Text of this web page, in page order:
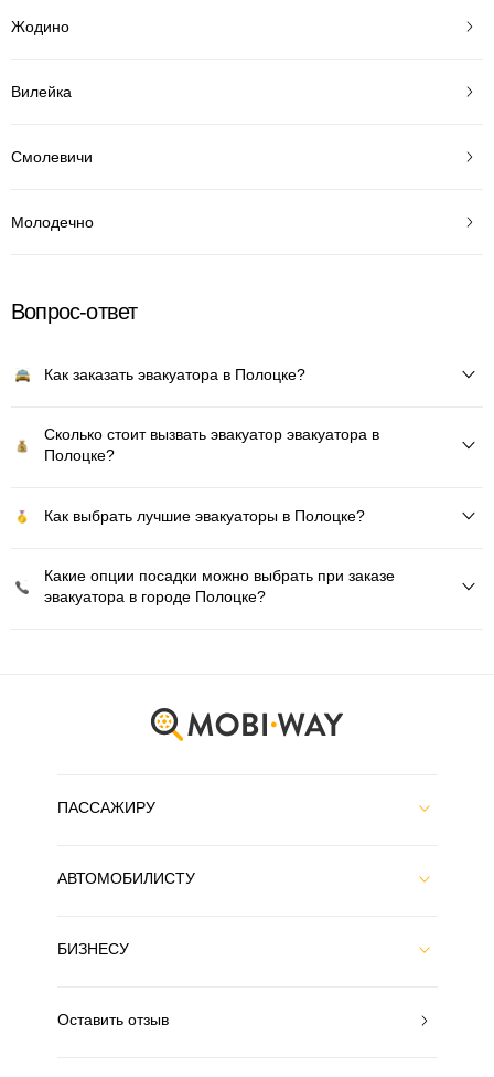
Жодино
Вилейка
Смолевичи
Молодечно
Вопрос-ответ
Как заказать эвакуатора в Полоцке?
Сколько стоит вызвать эвакуатор эвакуатора в
Полоцке?
Как выбрать лучшие эвакуаторы в Полоцке?
Какие опции посадки можно выбрать при заказе
эвакуатора в городе Полоцке?
ПАССАЖИРУ
АВТОМОБИЛИСТУ
БИЗНЕСУ
Оставить отзыв